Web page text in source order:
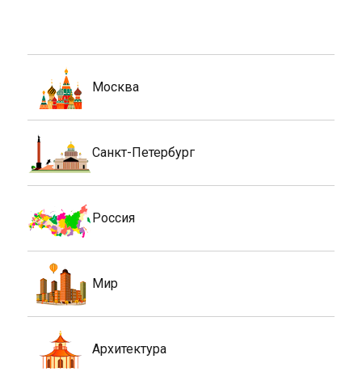
Москва
Санкт-Петербург
Россия
Мир
Архитектура